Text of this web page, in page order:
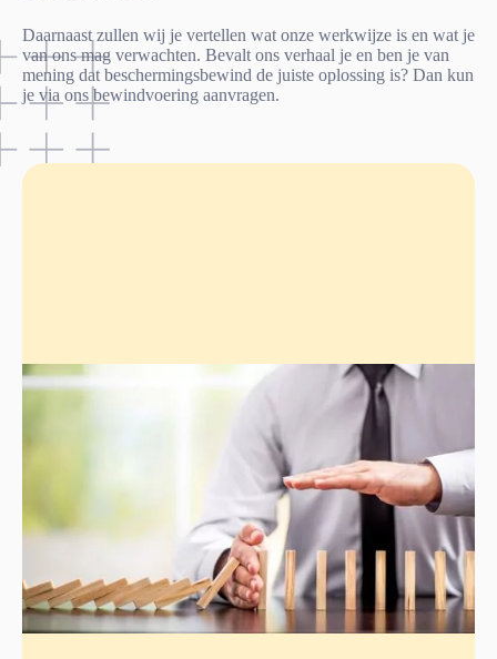
Daarnaast zullen wij je vertellen wat onze werkwijze is en wat je
van ons mag verwachten. Bevalt ons verhaal je en ben je van
mening dat beschermingsbewind de juiste oplossing is? Dan kun
je via ons bewindvoering aanvragen.